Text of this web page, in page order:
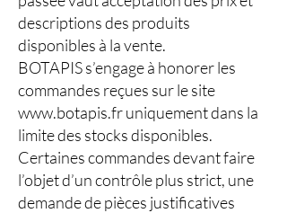
descriptions des produits
disponibles à la vente.
BOTAPIS s’engage à honorer les
commandes reçues sur le site
www.botapis.fruniquement dans la
limite des stocks disponibles.
Certaines commandes devant faire
l’objet d’un contrôle plus strict, une
demande de pièces justificatives